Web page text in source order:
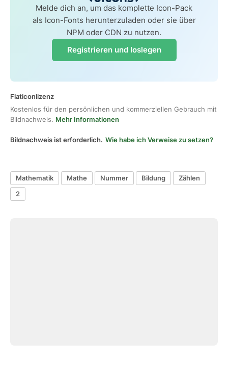
Melde dich an, um das komplette Icon-Pack
als Icon-Fonts herunterzuladen oder sie über
NPM oder CDN zu nutzen.
Registrieren und loslegen
Flaticonlizenz
Kostenlos für den persönlichen und kommerziellen Gebrauch mit
Bildnachweis. Mehr Informationen
Bildnachweis ist erforderlich. Wie habe ich Verweise zu setzen?
Mathematik Mathe Nummer Bildung
Zählen
2